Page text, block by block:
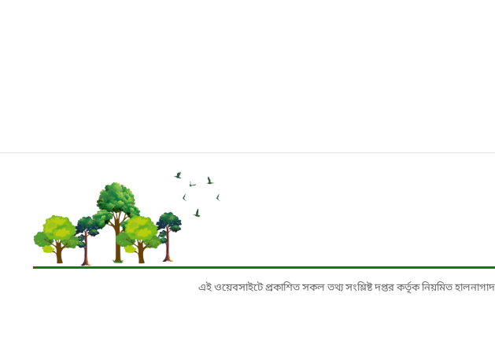
এই ওয়েবসাইটে প্রকাশিত সকল তথ্য সংশ্লিষ্ট দপ্তর কর্তৃক নিয়মিত হালনাগাদ